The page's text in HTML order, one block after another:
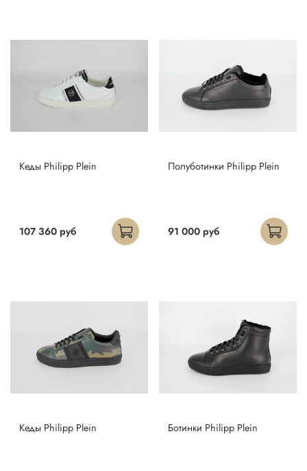
Кеды Philipp Plein
107 360 руб
Полуботинки Philipp Plein
91 000 руб
Кеды Philipp Plein Ботинки Philipp Plein